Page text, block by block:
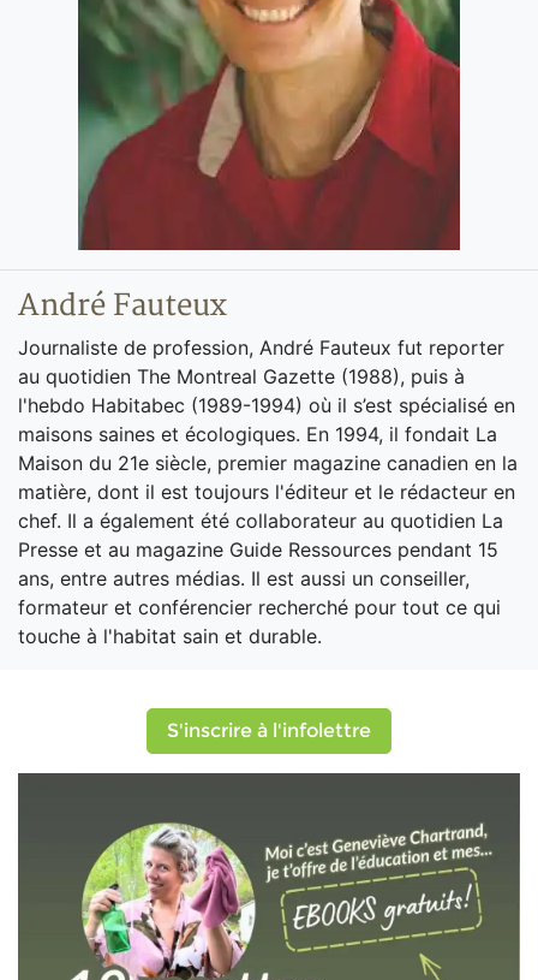
André Fauteux
Journaliste de profession, André Fauteux fut reporter
au quotidien The Montreal Gazette (1988), puis à
l'hebdo Habitabec (1989-1994) où il s’est spécialisé en
maisons saines et écologiques. En 1994, il fondait La
Maison du 21e siècle, premier magazine canadien en la
matière, dont il est toujours l'éditeur et le rédacteur en
chef. Il a également été collaborateur au quotidien La
Presse et au magazine Guide Ressources pendant 15
ans, entre autres médias. Il est aussi un conseiller,
formateur et conférencier recherché pour tout ce qui
touche à l'habitat sain et durable.
S'inscrire à l'infolettre